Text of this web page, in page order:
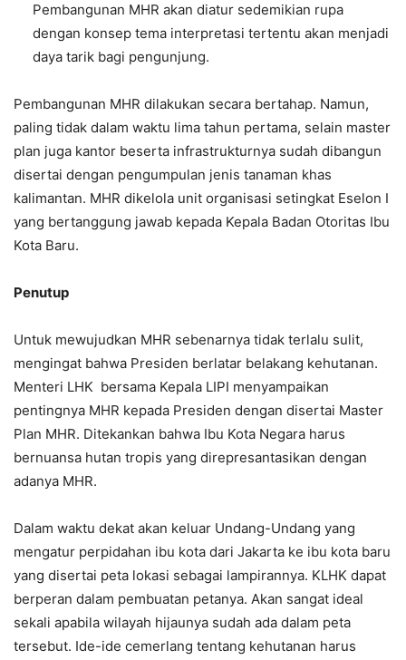
Pembangunan MHR akan diatur sedemikian rupa
dengan konsep tema interpretasi tertentu akan menjadi
daya tarik bagi pengunjung.
Pembangunan MHR dilakukan secara bertahap. Namun,
paling tidak dalam waktu lima tahun pertama, selain master
plan juga kantor beserta infrastrukturnya sudah dibangun
disertai dengan pengumpulan jenis tanaman khas
kalimantan. MHR dikelola unit organisasi setingkat Eselon I
yang bertanggung jawab kepada Kepala Badan Otoritas Ibu
Kota Baru.
Penutup
Untuk mewujudkan MHR sebenarnya tidak terlalu sulit,
mengingat bahwa Presiden berlatar belakang kehutanan.
Menteri LHK bersama Kepala LIPI menyampaikan
pentingnya MHR kepada Presiden dengan disertai Master
Plan MHR. Ditekankan bahwa Ibu Kota Negara harus
bernuansa hutan tropis yang direpresantasikan dengan
adanya MHR.
Dalam waktu dekat akan keluar Undang-Undang yang
mengatur perpidahan ibu kota dari Jakarta ke ibu kota baru
yang disertai peta lokasi sebagai lampirannya. KLHK dapat
berperan dalam pembuatan petanya. Akan sangat ideal
sekali apabila wilayah hijaunya sudah ada dalam peta
tersebut. Ide-ide cemerlang tentang kehutanan harus